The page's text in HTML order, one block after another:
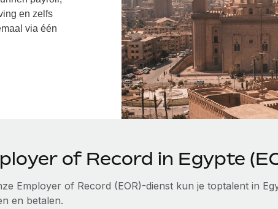
en zelfs
via één
of Record in Egypte
Employer of Record (EOR)-dienst kun je toptalent in
en betalen.